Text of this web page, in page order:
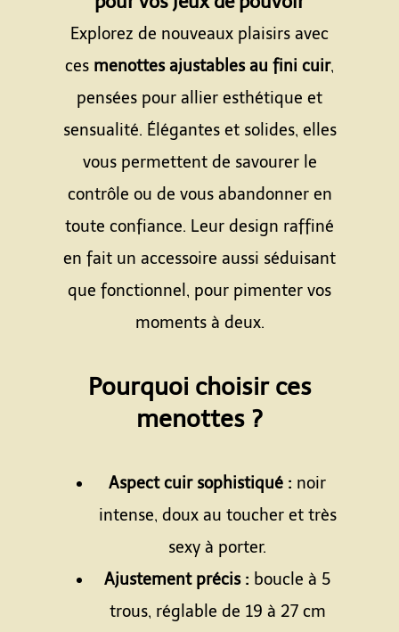
Explorez de nouveaux plaisirs avec
ces menottes ajustables au fini cuir,
pensées pour allier esthétique et
sensualité. Élégantes et solides, elles
vous permettent de savourer le
contrôle ou de vous abandonner en
toute confiance. Leur design raffiné
en fait un accessoire aussi séduisant
que fonctionnel, pour pimenter vos
moments à deux.
Pourquoi choisir ces
menottes ?
Aspect cuir sophistiqué : noir
intense, doux au toucher et très
sexy à porter.
Ajustement précis : boucle à 5
trous, réglable de 19 à 27 cm